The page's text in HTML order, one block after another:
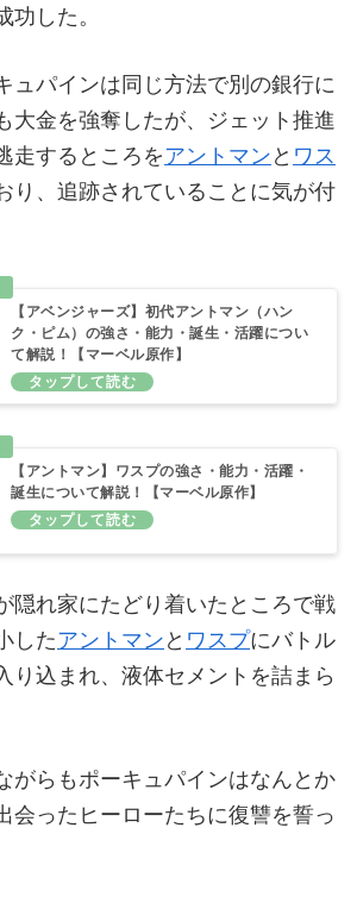
功した。
ュパインは同じ方法で別の銀行に
大金を強奪したが、ジェット推進
走するところをアントマン と ワス
り、追跡されていることに気が付
【アベンジャーズ】初代アントマン（ハン
ク・ピム）の強さ・能力・誕生・活躍につい
て解説！【マーベル原作】
【アントマン】ワスプの強さ・能力・活躍・
誕生について解説！【マーベル原作】
隠れ家にたどり着いたところで戦
したアントマン と ワスプにバトル
り込まれ、液体セメントを詰まら
がらもポーキュパインはなんとか
会ったヒーローたちに復讐を誓っ